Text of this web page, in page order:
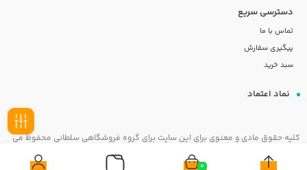
0
دسترسی سریع
تماس با ما
پیگیری سفارش
سبد خرید
نماد اعتماد
کلیه حقوق مادی و معنوی برای این سایت برای گروه فروشگاهی سلطانی محفوظ می